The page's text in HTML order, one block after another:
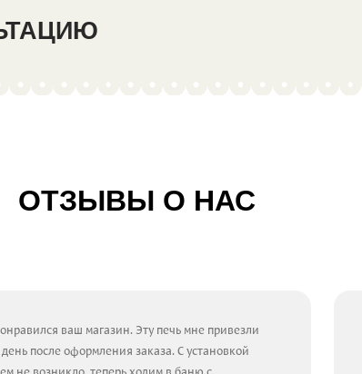
ОТЗЫВЫ О НАС
ваш магазин. Эту печь мне привезли
день после оформления заказа. С установкой